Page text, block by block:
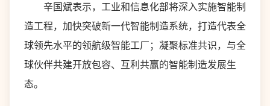
辛国斌表示，工业和信息化部将深入实施智能制
造工程，加快突破新一代智能制造系统，打造代表全
球领先水平的领航级智能工厂；凝聚标准共识，与全
球伙伴共建开放包容、互利共赢的智能制造发展生
态。